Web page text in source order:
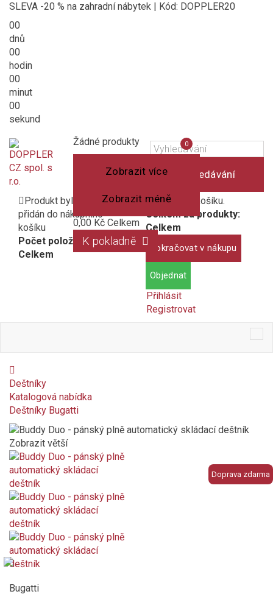
SLEVA -20 % na zahradní nábytek | Kód: DOPPLER20
00
dnů
00
hodin
00
minut
00
sekund
Vyhledávání
Košík
(prázdný)
Žádné produkty
Zobrazit více
Zobrazit méně
0,00 Kč Celkem
K pokladně
Produkt byl úspěšně
přidán do nákupního
košíku
Počet položek:
Celkem
1 produkt v košíku.
Celkem za produkty:
Celkem
Pokračovat v nákupu
Objednat
Přihlásit
Registrovat
Porovnání
produktů
0
Deštníky
Katalogová nabídka
Deštníky Bugatti
Doprava zdarma
Zobrazit větší
Bugatti